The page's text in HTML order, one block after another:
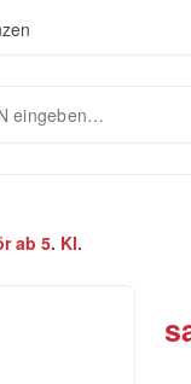
ab 5. Kl.